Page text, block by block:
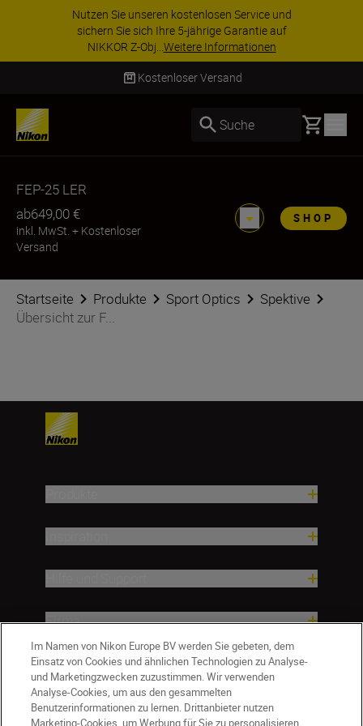
Nutzen Sie unseren kostenlosen Service und
sichern Sie sich Ihre 5-jährige Garantie auf
NIKKOR Z-Obj...Weitere Informationen
Kostenloser Versand
Suche Basket
FEP-25 LER
ab649,00 €
inkl. MwSt. + Kostenloser
Versand
SHOP
Startseite Produkte Sport Optics
Spektive
Übersicht zur F...
Firma
Im Namen von Nikon Europe BV werden Sie gebeten, dem
Einsatz von Cookies und ähnlichen Technologien zu Analyse-
und Marketingzwecken zuzustimmen. Wir verwenden
Analyse-Cookies, um aus den gesammelten
Benutzerinformationen zu lernen. Drittanbieter nutzen
Marketing-Cookies, um Werbung für Sie zu personalisieren